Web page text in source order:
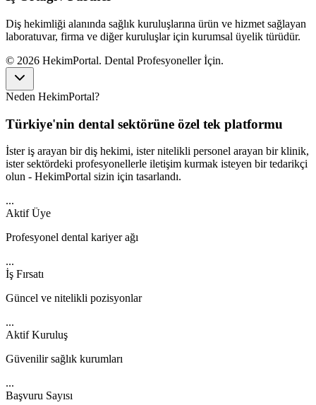
Diş hekimliği alanında sağlık kuruluşlarına ürün ve hizmet sağlayan
laboratuvar, firma ve diğer kuruluşlar için kurumsal üyelik türüdür.
© 2026 HekimPortal. Dental Profesyoneller İçin.
Neden HekimPortal?
Türkiye'nin dental sektörüne özel tek platformu
İster iş arayan bir diş hekimi, ister nitelikli personel arayan bir klinik,
ister sektördeki profesyonellerle iletişim kurmak isteyen bir tedarikçi
olun - HekimPortal sizin için tasarlandı.
...
Aktif Üye
Profesyonel dental kariyer ağı
...
İş Fırsatı
Güncel ve nitelikli pozisyonlar
...
Aktif Kuruluş
Güvenilir sağlık kurumları
...
Başvuru Sayısı